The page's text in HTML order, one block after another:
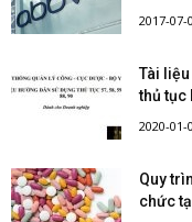
2017-07-
Tài
thủ tục
2020-01-
Quy
chức